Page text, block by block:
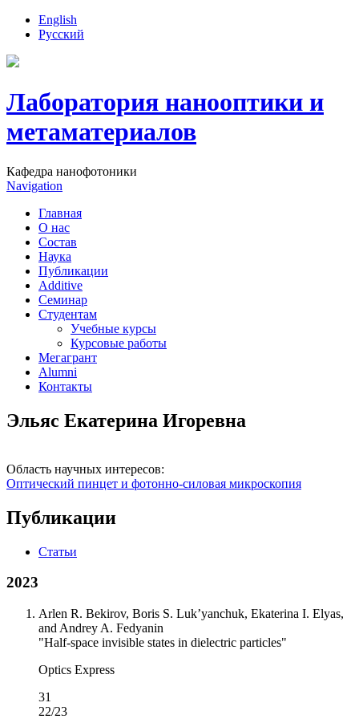
English
Русский
Лаборатория нанооптики и
метаматериалов
Кафедра нанофотоники
Navigation
Главная
О нас
Состав
Наука
Публикации
Additive
Семинар
Студентам
Учебные курсы
Курсовые работы
Мегагрант
Alumni
Контакты
Эльяс Екатерина Игоревна
Область научных интересов:
Оптический пинцет и фотонно-силовая микроскопия
Публикации
Статьи
2023
Arlen R. Bekirov, Boris S. Luk’yanchuk, Ekaterina I. Elyas,
and Andrey A. Fedyanin
"Half-space invisible states in dielectric particles"
Optics Express
31
22/23